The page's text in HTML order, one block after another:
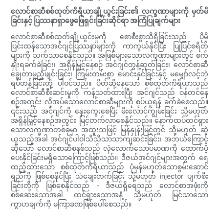
လောင်စာဆီစစ်ထုတ်ကိရိယာချို့ယွင်းခြင်း၏ လက္ခဏာများကို မှတ်မိ
ခြင်းနှင့် ပြဿနာရှာဖွေဖြေရှင်းခြင်းဆိုင်ရာ အကြံပြုချက်များ
လောင်စာဆီစစ်ထုတ်ချို့ယွင်းမှုကို စောစီးစွာသိရှိခြင်းသည် ပိုမို
ပြင်းထန်သောအင်ဂျင်ပြဿနာများကို ကာကွယ်နိုင်ပြီး ပြုပြင်စရိတ်
များကို သက်သာစေနိုင်သည်။ အဖြစ်များသောလက္ခဏာများတွင် စက်
နှိုးရခက်ခဲခြင်း၊ အရှိန်မြှင့်နေစဉ် အင်ဂျင်တွန့်ဆုတ်ခြင်း၊ လောင်စာဆီ
ချွေတာမှုညံ့ဖျင်းခြင်း၊ ကြမ်းတမ်းစွာ မောင်းနှင်ခြင်းနှင့် မမျှော်လင့်ဘဲ
ရပ်တန့်ခြင်းတို့ ပါဝင်သည်။ ပိတ်ဆို့နေသော စစ်ထုတ်ကိရိယာသည်
လောင်စာဆီစီးဆင်းမှုကို ကန့်သတ်ထားပြီး အင်ဂျင်သည် ဝန်တင်နေ
စဉ်အတွင်း လိုအပ်သောလောင်စာဆီများကို စုပ်ယူရန် ခက်ခဲစေသည်။
၎င်းသည် အင်ဂျင်ကို နှေးကွေးစေပြီး မီးလောင်ကျွမ်းခြင်း သို့မဟုတ်
အရှိန်မြှင့်နေစဉ်အတွင်း မြင့်တက်လာစေနိုင်သည်။ နောက်ထပ်ထင်ရှား
သောလက္ခဏာတစ်ခုမှာ အထူးသဖြင့် မြန်နှုန်းမြင့်တွင် သို့မဟုတ် ဆွဲ
ယူသည့်အခါ အင်ဂျင်ပါဝါသိသိသာသာကျဆင်းခြင်း၊ အဘယ်ကြောင့်
ဆိုသော် လောင်စာဆီစနစ်သည် လုံလောက်သောပမာဏကို ထောက်ပံ့
ပေးနိုင်ခြင်းမရှိသောကြောင့်ဖြစ်သည်။ ဒီဇယ်အင်ဂျင်များအတွက် ရေ
ထည့်ထားသော စစ်ထုတ်ကိရိယာသည် ပုံမှန်မဟုတ်သောစွမ်းဆောင်
ရည်ကို ဖြစ်စေနိုင်ပြီး သံချေးတက်ခြင်း သို့မဟုတ် injector ပျက်စီး
ခြင်းတို့ကို ဖြစ်စေနိုင်သည် - ဒီဇယ်ရှိရေသည် လောင်စာအဖုံးကို
စစ်ဆေးသောအခါ ထင်ရှားသောအနံ့ သို့မဟုတ် မြင်သာသော
ကွာဟချက်ကို မကြာခဏဖြစ်ပေါ်စေသည်။